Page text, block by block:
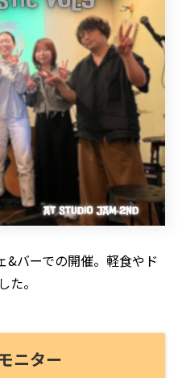
&バーでの開催。軽食やド
た。
ニター